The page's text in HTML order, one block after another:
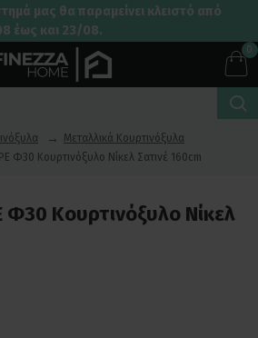
μας θα παραμείνει κλειστό από
έως και 23/08.
0
Μεταλλικά Κουρτινόξυλα
Φ30 Κουρτινόξυλο Νίκελ Σατινέ 160cm
Φ30 Κουρτινόξυλο Νίκελ